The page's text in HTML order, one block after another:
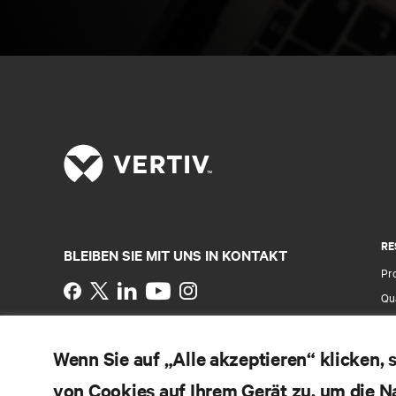
BLEIBEN SIE MIT UNS IN KONTAKT
Instagram
Datenschutz und Cookies
©2026 Vertiv Group Corp. Alle Rechte vorbehalten.
Wenn Sie auf „Alle akzeptieren“ klicken,
von Cookies auf Ihrem Gerät zu, um die